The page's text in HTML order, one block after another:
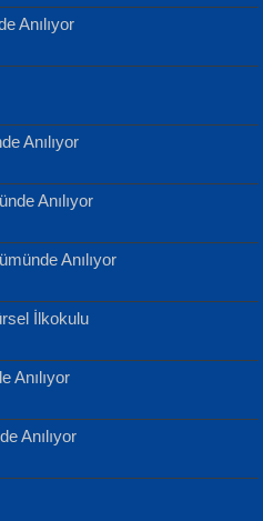
Anılıyor
Anılıyor
Anılıyor
Anılıyor
İlkokulu
Anılıyor
Anılıyor